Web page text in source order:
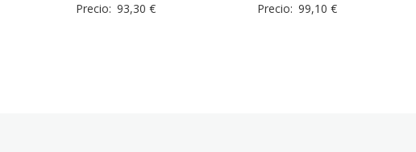
Precio: 93,30€ Precio: 99,10€